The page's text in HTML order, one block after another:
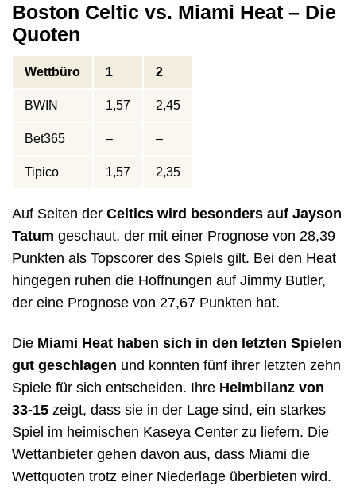
Boston Celtic vs. Miami Heat – Die
Quoten
Wettbüro 1 2
BWIN 1,57 2,45
Bet365 – –
Tipico 1,57 2,35
Auf Seiten der Celtics wird besonders auf Jayson
Tatum geschaut, der mit einer Prognose von 28,39
Punkten als Topscorer des Spiels gilt. Bei den Heat
hingegen ruhen die Hoffnungen auf Jimmy Butler,
der eine Prognose von 27,67 Punkten hat.
Die Miami Heat haben sich in den letzten Spielen
gut geschlagen und konnten fünf ihrer letzten zehn
Spiele für sich entscheiden. Ihre Heimbilanz von
33-15 zeigt, dass sie in der Lage sind, ein starkes
Spiel im heimischen Kaseya Center zu liefern. Die
Wettanbieter gehen davon aus, dass Miami die
Wettquoten trotz einer Niederlage überbieten wird.